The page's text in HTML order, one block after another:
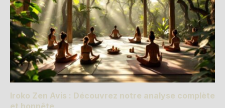
Iroko Zen Avis : Découvrez notre analyse complète
et honnête